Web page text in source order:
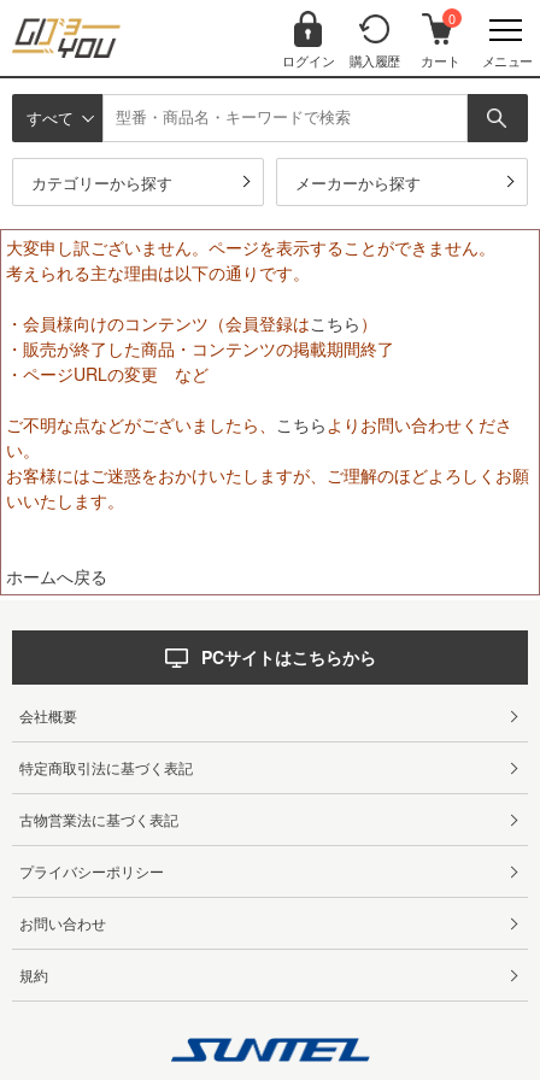
ログイン 購入履歴
0
カート メニュー
すべて
カテゴリーから探す メーカーから探す
大変申し訳ございません。ページを表示することができません。
考えられる主な理由は以下の通りです。
・会員様向けのコンテンツ（会員登録はこちら ）
・販売が終了した商品・コンテンツの掲載期間終了
・ページURLの変更 など
ご不明な点などがございましたら、 こちらよりお問い合わせくださ
い。
お客様にはご迷惑をおかけいたしますが、ご理解のほどよろしくお願
いいたします。
ホームへ戻る
PCサイトはこちらから
会社概要
特定商取引法に基づく表記
古物営業法に基づく表記
プライバシーポリシー
お問い合わせ
規約